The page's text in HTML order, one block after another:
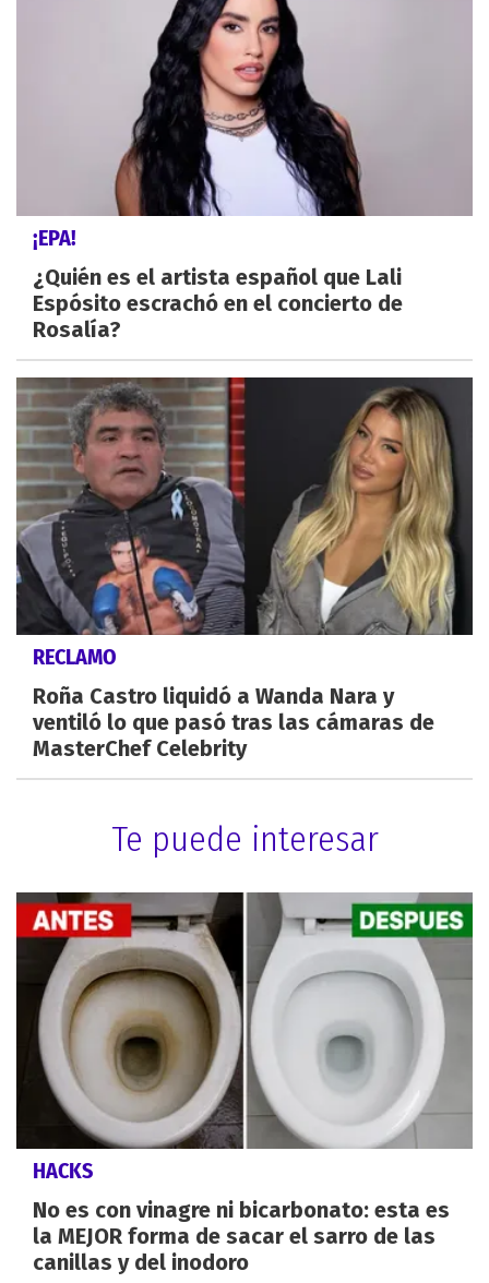
¡EPA!
¿Quién es el artista español que Lali
Espósito escrachó en el concierto de
Rosalía?
RECLAMO
Roña Castro liquidó a Wanda Nara y
ventiló lo que pasó tras las cámaras de
MasterChef Celebrity
Te puede interesar
HACKS
No es con vinagre ni bicarbonato: esta es
la MEJOR forma de sacar el sarro de las
canillas y del inodoro